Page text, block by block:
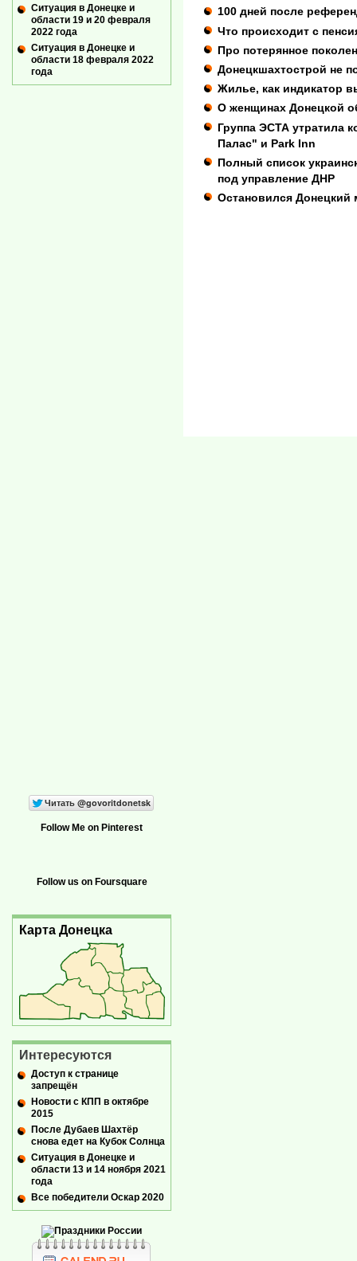
100 дней после
Что происходит с
Про потерянное
Донецкшахтострой не
Жилье, как индикатор
О женщинах Донецкой
Группа ЭСТА утратила
Палас" и Park Inn
Полный список
под управление ДНР
Остановился Донецкий
Ситуация в Донецке и
области 19 и 20 февраля
2022 года
Ситуация в Донецке и
области 18 февраля 2022
года
Follow Me on Pinterest
Follow us on Foursquare
Карта Донецка
Интересуются
Доступ к странице
запрещён
Новости с КПП в октябре
2015
После Дубаев Шахтёр
снова едет на Кубок Солнца
Ситуация в Донецке и
области 13 и 14 ноября 2021
года
Все победители Оскар 2020